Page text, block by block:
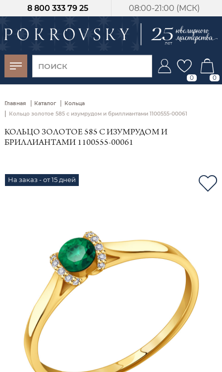
08:00-21:00 (МСК)
8 800 333 79 25
0 0
Главная | Каталог | Кольца
| Кольцо золотое 585 с изумрудом и бриллиантами 1100555-00061
КОЛЬЦО ЗОЛОТОЕ 585 С ИЗУМРУДОМ И
БРИЛЛИАНТАМИ 1100555-00061
На заказ - от 15 дней
-30%
от 15 дней с
момента оплаты